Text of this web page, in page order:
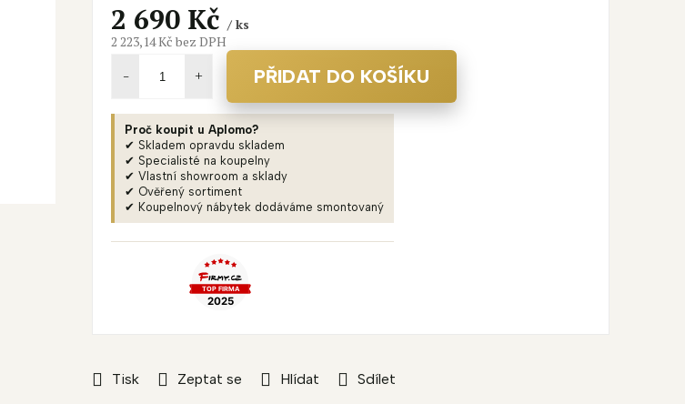
Tisk Zeptat se Hlídat Sdílet
hvězdiček.
2 690 Kč/ ks
2 223,14 Kč bez DPH
PŘIDAT DO KOŠÍKU
Proč koupit u Aplomo?
✔ Skladem opravdu skladem
✔ Specialisté na koupelny
✔ Vlastní showroom a sklady
✔ Ověřený sortiment
✔ Koupelnový nábytek dodáváme smontovaný